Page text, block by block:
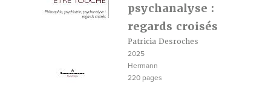
psychanalyse :
regards croisés
Patricia Desroches
2025
Hermann
220 pages